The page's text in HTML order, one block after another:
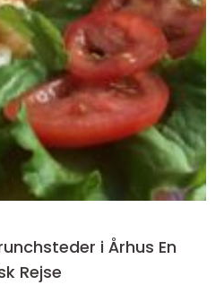
i Århus En
Rejse